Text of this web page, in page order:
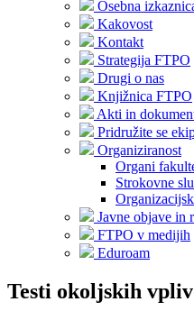
Osebna
Kakovost
Kontakt
Strategija FTPO
Drugi o nas
Knjižnica FTPO
Akti in
Pridružite se
Organiziranost
Organi
Strokovne
Javne objave in
FTPO v medijih
Eduroam
Testi okoljskih